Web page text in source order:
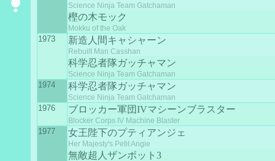
Science Ninja Team Gatchaman
樫の木モック
Mokku of the Oak
1973 新造人間キャシャーン
Rebuilt Man Casshan
科学忍者隊ガッチャマン
Science Ninja Team Gatchaman
1974 科学忍者隊ガッチャマン
Science Ninja Team Gatchaman
1976 ブロッカー軍団IVマシーンブラスター
Blocker Corps IV Machine Blaster
1977 女王陛下のプティアンジェ
Her Majesty's Petit Angie
無敵超人ザンボット3